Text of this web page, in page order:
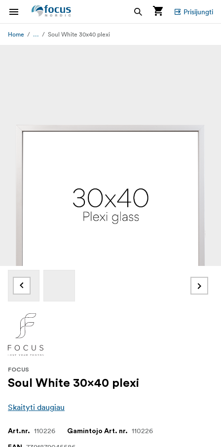
Prisijungti
Home ... Soul White 30x40 plexi
FOCUS
Soul White 30x40 plexi
Skaityti daugiau
Art.nr. 110226 Gamintojo Art. nr. 110226